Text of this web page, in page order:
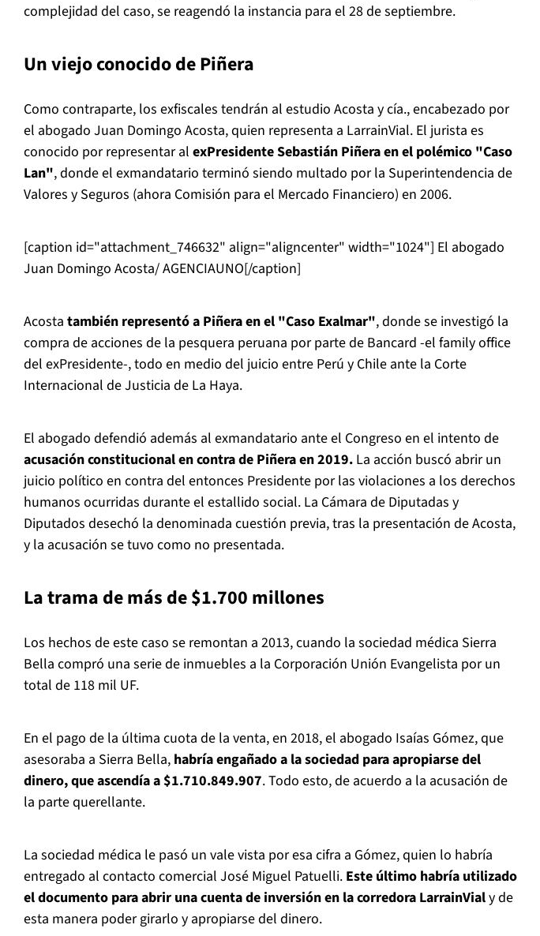
complejidad del caso, se reagendó la instancia para el 28 de septiembre.
Un viejo conocido de Piñera
Como contraparte, los exfiscales tendrán al estudio Acosta y cía., encabezado por
el abogado Juan Domingo Acosta, quien representa a LarrainVial. El jurista es
conocido por representar al exPresidente Sebastián Piñera en el polémico "Caso
Lan", donde el exmandatario terminó siendo multado por la Superintendencia de
Valores y Seguros (ahora Comisión para el Mercado Financiero) en 2006.
[caption id="attachment_746632" align="aligncenter" width="1024"] El abogado
Juan Domingo Acosta/ AGENCIAUNO[/caption]
Acosta también representó a Piñera en el "Caso Exalmar", donde se investigó la
compra de acciones de la pesquera peruana por parte de Bancard -el family office
del exPresidente-, todo en medio del juicio entre Perú y Chile ante la Corte
Internacional de Justicia de La Haya.
El abogado defendió además al exmandatario ante el Congreso en el intento de
acusación constitucional en contra de Piñera en 2019. La acción buscó abrir un
juicio político en contra del entonces Presidente por las violaciones a los derechos
humanos ocurridas durante el estallido social. La Cámara de Diputadas y
Diputados desechó la denominada cuestión previa, tras la presentación de Acosta,
y la acusación se tuvo como no presentada.
La trama de más de $1.700 millones
Los hechos de este caso se remontan a 2013, cuando la sociedad médica Sierra
Bella compró una serie de inmuebles a la Corporación Unión Evangelista por un
total de 118 mil UF.
En el pago de la última cuota de la venta, en 2018, el abogado Isaías Gómez, que
asesoraba a Sierra Bella, habría engañado a la sociedad para apropiarse del
dinero, que ascendía a $1.710.849.907. Todo esto, de acuerdo a la acusación de
la parte querellante.
La sociedad médica le pasó un vale vista por esa cifra a Gómez, quien lo habría
entregado al contacto comercial José Miguel Patuelli. Este último habría utilizado
el documento para abrir una cuenta de inversión en la corredora LarrainVialy de
esta manera poder girarlo y apropiarse del dinero.